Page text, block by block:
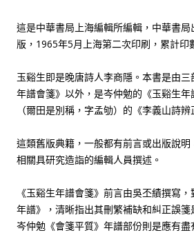
這是中華書局上海編輯所編輯，中華書
版，1965年5月上海第二次印刷，累計印
玉谿生即是晚唐詩人李商隱。本書是由
年譜會箋》以外，是岑仲勉的《玉谿生
（爾田是別稱，字孟劬）的《李義山詩辨
這類舊版典籍，一般都有前言或出版說
相關具研究造詣的編輯人員撰述。
《玉谿生年譜會箋》前言由吳丕績撰寫
年譜》，清晰指出其刪繁補缺和糾正誤
岑仲勉《會箋平質》年譜部份則是應有